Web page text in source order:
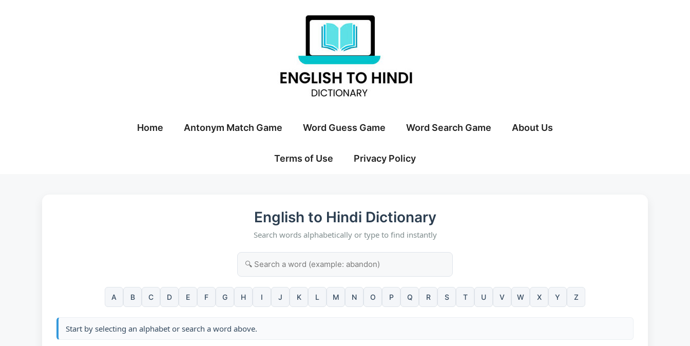
Home Antonym Match Game Word Guess Game Word Search Game About Us
Terms of Use Privacy Policy
English to Hindi Dictionary
Search words alphabetically or type to find instantly
A B C D E F G H I J K L M N O P Q R S T U V W X Y Z
Start by selecting an alphabet or search a word above.